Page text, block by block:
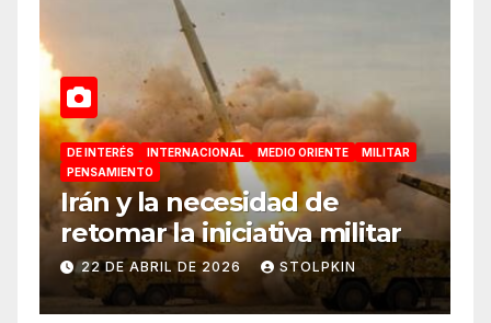
DE INTERÉS INTERNACIONAL MEDIO ORIENTE
MILITAR
PENSAMIENTO
Irán y la necesidad de
retomar la iniciativa militar
22 DE ABRIL DE 2026 STOLPKIN